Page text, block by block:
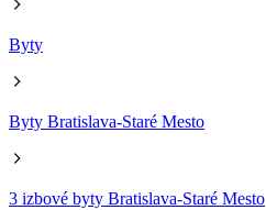
Byty
Byty Bratislava-Staré Mesto
3 izbové byty Bratislava-Staré Mesto